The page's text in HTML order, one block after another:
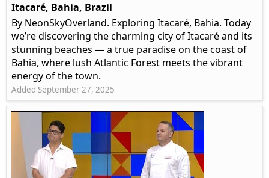
Itacaré, Bahia, Brazil
By NeonSkyOverland. Exploring Itacaré, Bahia. Today
we’re discovering the charming city of Itacaré and its
stunning beaches — a true paradise on the coast of
Bahia, where lush Atlantic Forest meets the vibrant
energy of the town.
Added September 27, 2025